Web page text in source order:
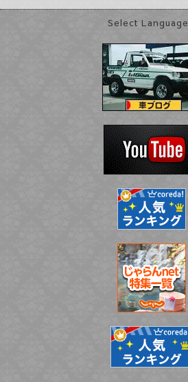
Select Language